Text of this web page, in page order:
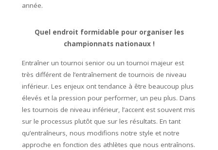
année.
Quel endroit formidable pour organiser les
championnats nationaux !
Entraîner un tournoi senior ou un tournoi majeur est
très différent de l’entraînement de tournois de niveau
inférieur. Les enjeux ont tendance à être beaucoup plus
élevés et la pression pour performer, un peu plus. Dans
les tournois de niveau inférieur, l’accent est souvent mis
sur le processus plutôt que sur les résultats. En tant
qu’entraîneurs, nous modifions notre style et notre
approche en fonction des athlètes que nous entraînons.